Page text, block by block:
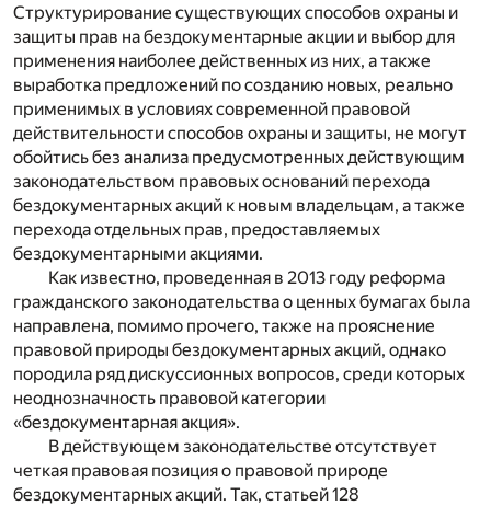
Структурирование существующих способов охраны и
защиты прав на бездокументарные акции и выбор для
применения наиболее действенных из них, а также
выработка предложений по созданию новых, реально
применимых в условиях современной правовой
действительности способов охраны и защиты, не могут
обойтись без анализа предусмотренных действующим
законодательством правовых оснований перехода
бездокументарных акций к новым владельцам, а также
перехода отдельных прав, предоставляемых
бездокументарными акциями.
Как известно, проведенная в 2013 году реформа
гражданского законодательства о ценных бумагах была
направлена, помимо прочего, также на прояснение
правовой природы бездокументарных акций, однако
породила ряд дискуссионных вопросов, среди которых
неоднозначность правовой категории
«бездокументарная акция».
В действующем законодательстве отсутствует
четкая правовая позиция о правовой природе
бездокументарных акций. Так, статьей 128